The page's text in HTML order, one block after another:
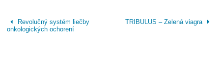
Revolučný systém liečby
onkologických ochorení
TRIBULUS – Zelená viagra